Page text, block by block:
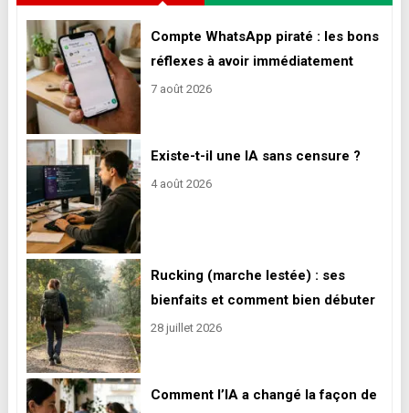
Compte WhatsApp piraté : les bons
réflexes à avoir immédiatement
7 août 2026
Existe-t-il une IA sans censure ?
4 août 2026
Rucking (marche lestée) : ses
bienfaits et comment bien débuter
28 juillet 2026
Comment l’IA a changé la façon de